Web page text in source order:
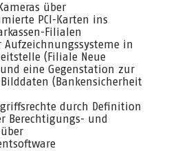
über
PCI-Karten ins
Filialen
in
(Filiale Neue
eine Gegenstation zur
(Bankensicherheit
durch Definition
Berechtigungs- und